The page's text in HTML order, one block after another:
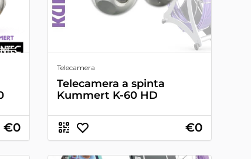
€0
Telecamera
Telecamera a spinta
Kummert K-60 HD
€0